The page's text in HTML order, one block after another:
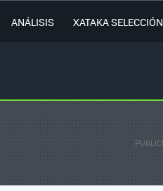
ANÁLISIS XATAKA SELECCIÓN